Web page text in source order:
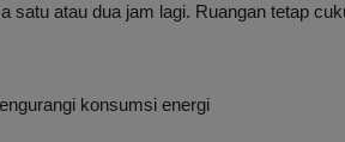
satu atau dua jam lagi. Ruangan tetap
konsumsi energi